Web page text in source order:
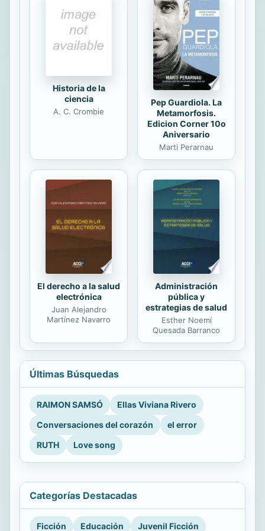
lo accesorio. Quienes quedan fuera
de la historia mueren para siempre,
es el último despojo al que nos
somete el sistema, no dejar de
Historia de la
ciencia
A. C. Crombie
Pep Guardiola. La
Metamorfosis.
Edicion Corner 10o
Aniversario
Marti Perarnau
El derecho a la salud
electrónica
Juan Alejandro
Martínez Navarro
Administración
pública y
estrategias de salud
Esther Noemí
Quesada Barranco
Últimas Búsquedas
RAIMON SAMSÓ
Ellas Viviana Rivero
Conversaciones del corazón
el error
RUTH
Love song
Categorías Destacadas
Ficción Educación Juvenil Ficción